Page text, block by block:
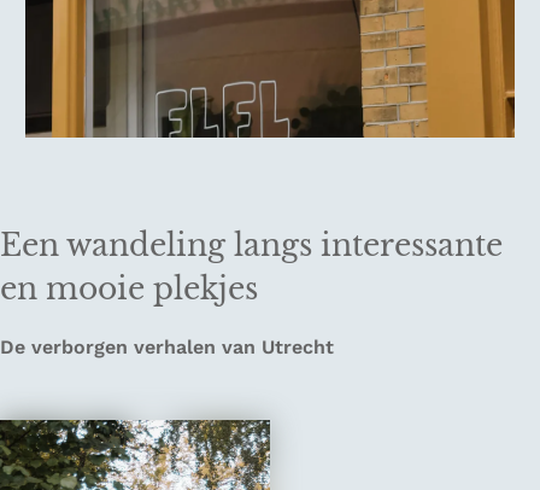
Een wandeling langs interessante
en mooie plekjes
De verborgen verhalen van Utrecht